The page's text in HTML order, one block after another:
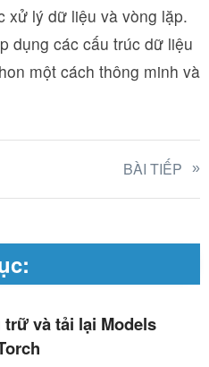
xử lý dữ liệu và vòng lặp.
dụng các cấu trúc dữ liệu
một cách thông minh và
BÀI TIẾP
và tải lại Models